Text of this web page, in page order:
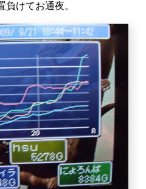
けてお通夜。